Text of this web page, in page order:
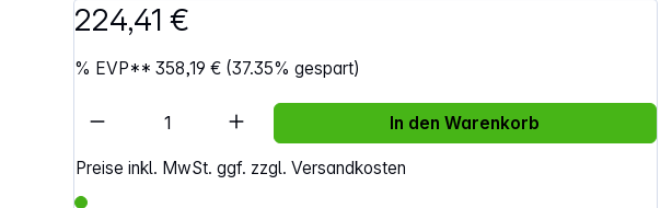
224,41 €
% EVP**358,19 € (37.35% gespart)
Preise inkl. MwSt. ggf. zzgl. Versandkosten
Artikel Anzahl: Gib den gewünschten Wert ein
In den Warenkorb